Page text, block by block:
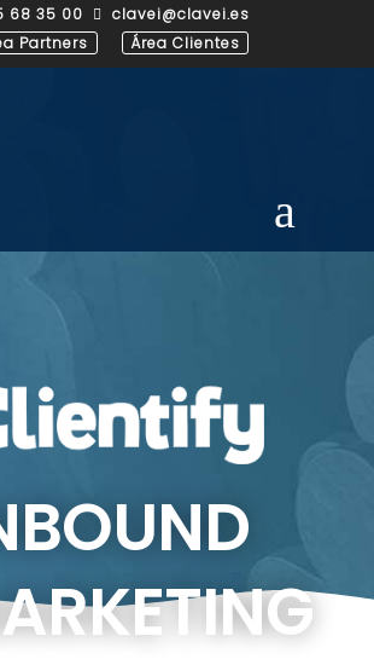
68 35 00 
clavei@clavei.es
Partners
Área Clientes